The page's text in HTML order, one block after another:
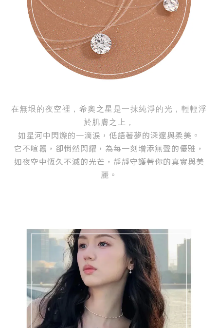
在無垠的夜空裡，希奧之星是一抹純淨的光，輕輕浮
於肌膚之上，
如星河中閃爍的一滴淚，低語著夢的深邃與柔美。
它不喧囂，卻悄然閃耀，為每一刻增添無聲的優雅，
如夜空中恆久不滅的光芒，靜靜守護著你的真實與美
麗。